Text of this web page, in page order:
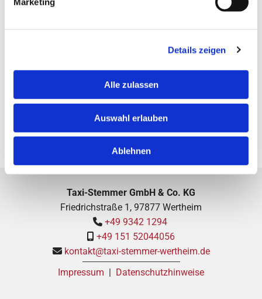
Details zeigen
Alle zulassen
Auswahl erlauben
Ablehnen
kpage.de
Taxi-Stemmer GmbH & Co. KG
Friedrichstraße 1, 97877 Wertheim
 +49 9342 1294
 +49 151 52044056
 kontakt@taxi-stemmer-wertheim.de
Impressum
Datenschutzhinweise